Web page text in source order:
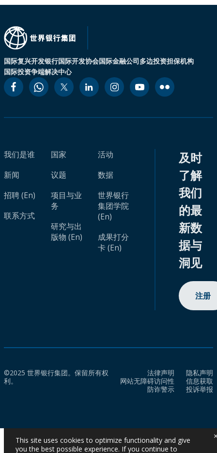
国际复兴开发银行国际开发协会国际金融公司多边投资担保机构
国际投资争端解决中心
我们是谁
新闻
招聘 (En)
联系方式
国家
议题
项目与业
务
研究与出
版物 (En)
活动
数据
世界银行
集团学院
(En)
成果打分
卡 (En)
及时
了解
我们
的最
新数
据与
洞见
注册
©2025 世界银行集团。保留所有权
利。
法律声明
隐私声明
网站无障碍访问性
信息获取
防诈警示
投诉举报
This site uses cookies to optimize functionality and give
you the best possible experience. If you continue to